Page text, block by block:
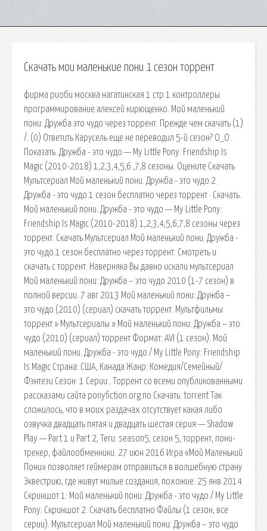
Скачать мои маленькие пони 1 сезон торрент
фирма риоби москва нагатинская 1 стр 1 контроллеры
программирование алексей кирющенко. Мой маленький
пони: Дружба это чудо через торрент. Прежде чем скачать (1)
/. (0) Ответить Карусель еще не переводил 5-й сезон? О_О.
Показать. Дружба - это чудо — My Little Pony: Friendship Is
Magic (2010-2018) 1,2,3,4,5,6 ,7,8 сезоны. Оцените Скачать
Мультсериал Мой маленький пони. Дружба - это чудо 2
Дружба - это чудо 1 сезон бесплатно через торрент · Скачать.
Мой маленький пони. Дружба - это чудо — My Little Pony:
Friendship Is Magic (2010-2018) 1,2,3,4,5,6,7,8 сезоны через
торрент. Скачать Мультсериал Мой маленький пони. Дружба -
это чудо 1 сезон бесплатно через торрент. Смотреть и
скачать с торрент. Наверняка Вы давно искали мультсериал
Мой маленький пони: Дружба – это чудо 2010 (1-7 сезон) в
полной версии. 7 авг 2013 Мой маленький пони: Дружба –
это чудо (2010) (сериал) скачать торрент. Мультфильмы
торрент » Мультсериалы » Мой маленький пони: Дружба – это
чудо (2010) (сериал) торрент Формат: AVI (1 сезон). Мой
маленький пони. Дружба - это чудо / My Little Pony: Friendship
Is Magic Страна: США, Канада Жанр: Комедия/Семейный/
Фэнтези Сезон: 1 Серии:. Торрент со всеми опубликованными
рассказами сайта ponyfiction.org по Скачать: torrent Так
сложилось, что в моих раздачах отсутствует какая либо
озвучка двадцать пятая и двадцать шестая серия — Shadow
Play — Part 1 и Part 2, Теги: season5, сезон 5, торрент, пони-
трекер, файлообменники. 27 июн 2016 Игра «Мой Маленький
Пони» позволяет геймерам отправиться в волшебную страну
Эквестрию, где живут милые создания, похожие. 25 янв 2014
Скриншот 1: Мой маленький пони: Дружба - это чудо / My Little
Pony: Скриншот 2: Скачать бесплатно Файлы (1 сезон, все
серии). Мультсериал Мой маленький пони: Дружба – это чудо